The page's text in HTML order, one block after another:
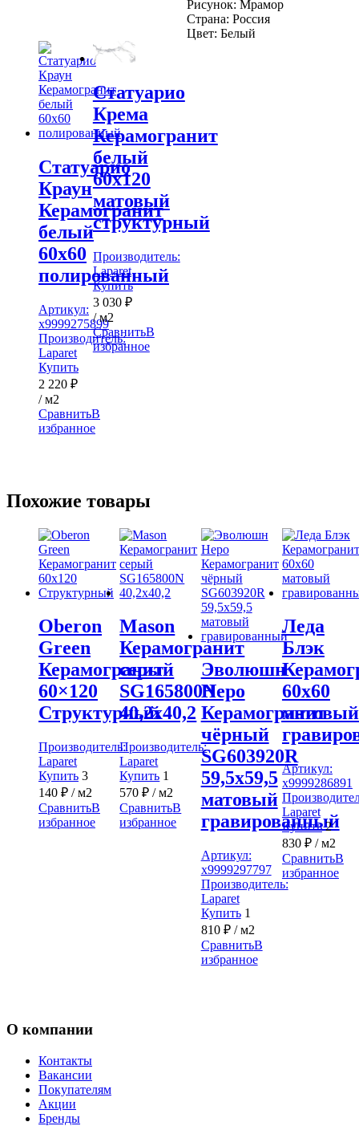
Рисунок: Мрамор
Страна: Россия
Цвет: Белый
Статуарио
Краун
Керамогранит
белый
60х60
полированный
Артикул:
х9999275899
Производитель:
Laparet
Купить
2 220 ₽
/ м2
СравнитьВ
избранное
Статуарио
Крема
Керамогранит
белый
60х120
матовый
структурный
Производитель:
Laparet
Купить
3 030 ₽
/ м2
СравнитьВ
избранное
Похожие товары
Oberon
Green
Керамогранит
60×120
Cтруктурный
Производитель:
Laparet
Купить 3
140 ₽ / м2
СравнитьВ
избранное
Mason
Керамогранит
серый
SG165800N
40,2х40,2
Производитель:
Laparet
Купить 1
570₽ / м2
СравнитьВ
избранное
Эволюшн
Неро
Керамогранит
чёрный
SG603920R
59,5х59,5
матовый
гравированный
Артикул:
х9999297797
Производитель:
Laparet
Купить 1
810 ₽/ м2
СравнитьВ
избранное
Леда
Блэк
60х60
матовый
Артикул:
х9999286891
Laparet
Купить 2
830 ₽/ м2
СравнитьВ
избранное
О компании
Контакты
Вакансии
Покупателям
Акции
Бренды